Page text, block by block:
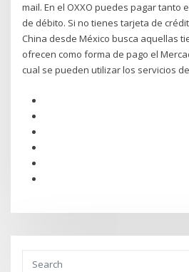
mail. En el OXXO puedes pagar tanto
de débito. Si no tienes tarjeta de
China desde México busca aquellas
ofrecen como forma de pago el
cual se pueden utilizar los servicios